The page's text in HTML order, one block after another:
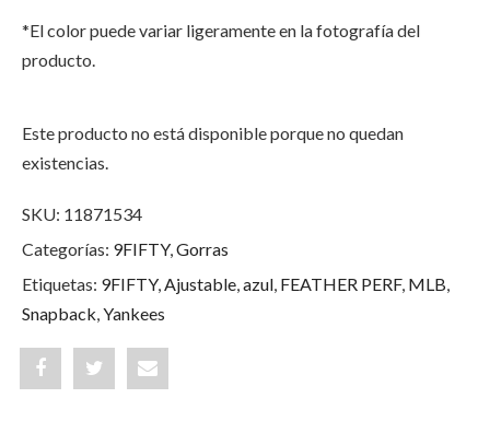
*El color puede variar ligeramente en la fotografía del
producto.
Este producto no está disponible porque no quedan
existencias.
SKU: 11871534
Categorías: 9FIFTY,Gorras
Etiquetas: 9FIFTY,Ajustable,azul, FEATHER PERF, MLB,
Snapback,Yankees
Share Post Share